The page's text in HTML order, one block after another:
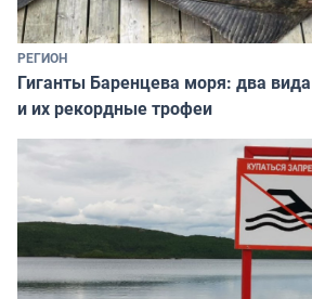
РЕГИОН
Гиганты Баренцева моря: два вида
и их рекордные трофеи